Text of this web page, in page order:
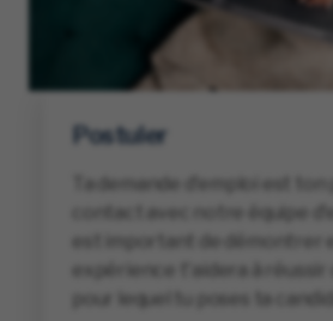
Postuler
Ta demande d'emploi est ton
contact avec notre équipe
est important de démontrer
expérience t'aidera à réussir
pour lequel tu poses ta